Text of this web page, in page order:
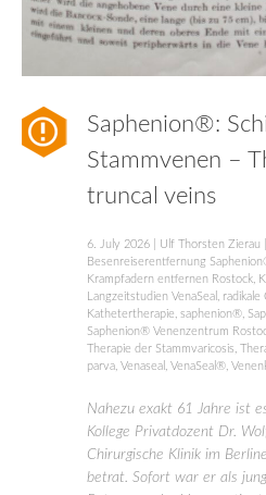
Saphenion®:
Stammvenen –
truncal veins
6. July 2026 Ulf Thorsten Zierau
Besenreiserentfernung
Krampfadern entfernen Rostock
Langzeitstudien VenaSeal
radikale
Kathetertherapie saphenion®
Saphenion® Venenzentrum
Therapie der Stammvaricosis
parva Venaseal VenaSeal®
Nahezu exakt 61 Jahre ist
Kollege Privatdozent Dr.
Chirurgische Klinik im
betrat. Sofort war er als